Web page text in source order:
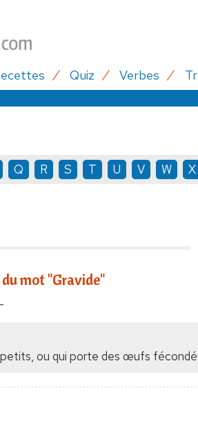
Quiz Verbes
Q R S T U V W X
mot "Gravide"
ou qui porte des œufs